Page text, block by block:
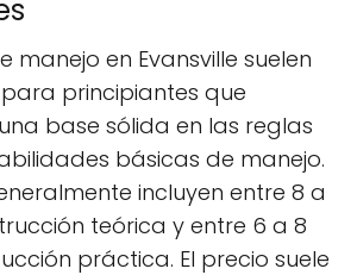
manejo en Evansville suelen
principiantes que
base sólida en las reglas
básicas de manejo.
incluyen entre 8 a
teórica y entre 6 a 8
práctica. El precio suele